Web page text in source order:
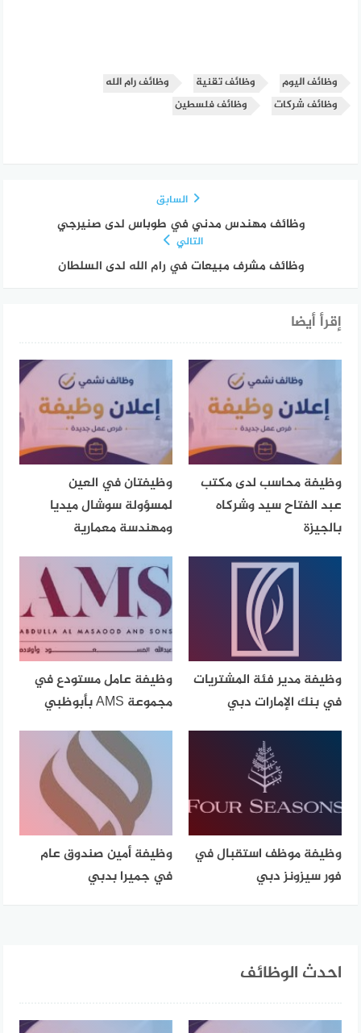
وظائف اليوم وظائف تقنية
وظائف رام الله
وظائف شركات
وظائف فلسطين
السابق
وظائف مهندس مدني في طوباس لدى صنيرجي
التالي
وظائف مشرف مبيعات في رام الله لدى السلطان
إقرأ أيضا
وظيفة محاسب لدى مكتب
عبد الفتاح سيد وشركاه
بالجيزة
وظيفتان في العين
لمسؤولة سوشال ميديا
ومهندسة معمارية
وظيفة مدير فئة المشتريات
في بنك الإمارات دبي
وظيفة عامل مستودع في
مجموعة AMS بأبوظبي
وظيفة موظف استقبال في
فور سيزونز دبي
وظيفة أمين صندوق عام
في جميرا بدبي
احدث الوظائف